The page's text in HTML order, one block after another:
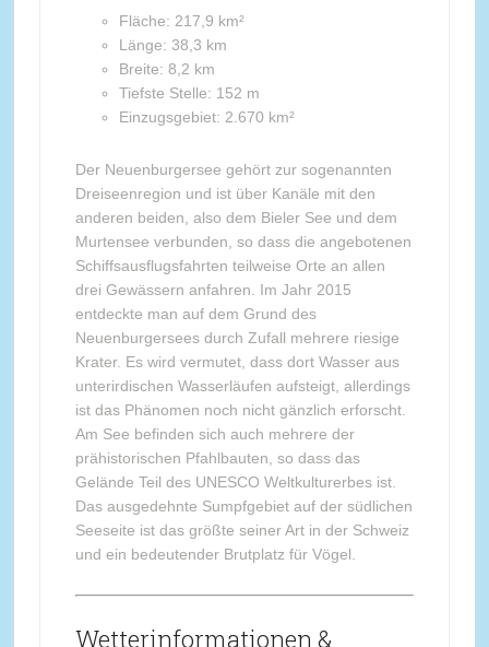
Fläche: 217,9 km²
Länge: 38,3 km
Breite: 8,2 km
Tiefste Stelle: 152 m
Einzugsgebiet: 2.670 km²
Der Neuenburgersee gehört zur sogenannten
Dreiseenregion und ist über Kanäle mit den
anderen beiden, also dem Bieler See und dem
Murtensee verbunden, so dass die angebotenen
Schiffsausflugsfahrten teilweise Orte an allen
drei Gewässern anfahren. Im Jahr 2015
entdeckte man auf dem Grund des
Neuenburgersees durch Zufall mehrere riesige
Krater. Es wird vermutet, dass dort Wasser aus
unterirdischen Wasserläufen aufsteigt, allerdings
ist das Phänomen noch nicht gänzlich erforscht.
Am See befinden sich auch mehrere der
prähistorischen Pfahlbauten, so dass das
Gelände Teil des UNESCO Weltkulturerbes ist.
Das ausgedehnte Sumpfgebiet auf der südlichen
Seeseite ist das größte seiner Art in der Schweiz
und ein bedeutender Brutplatz für Vögel.
Wetterinformationen &